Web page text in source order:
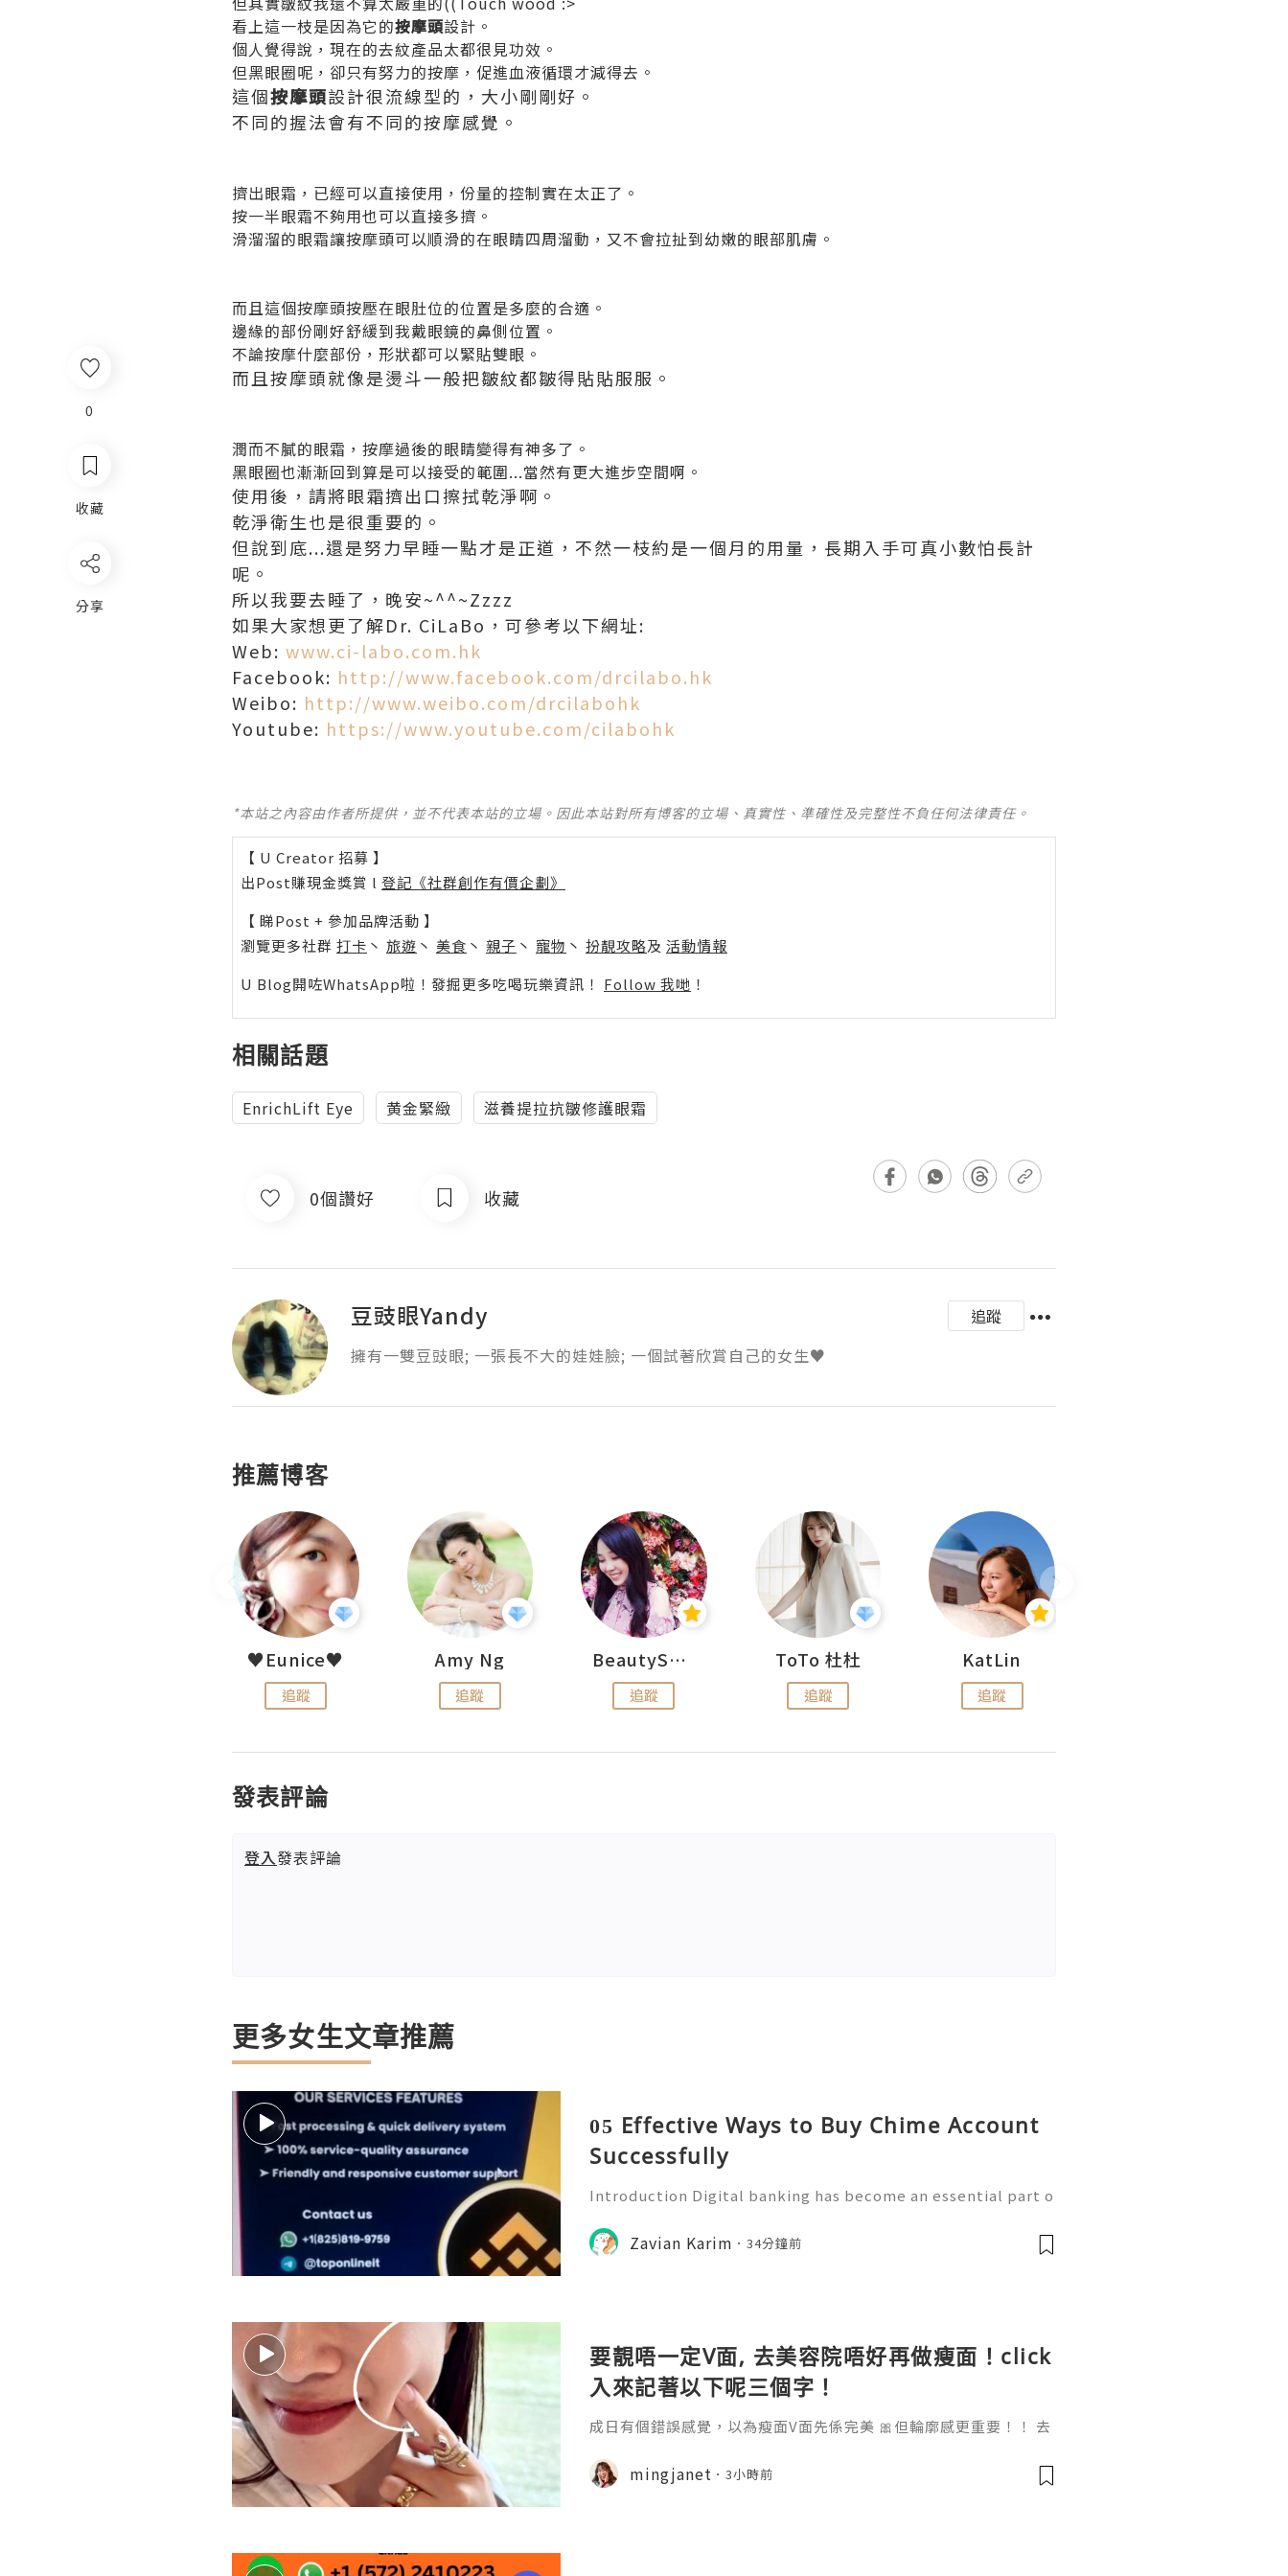
0
收藏
分享
看上這一枝是因為它的按摩頭設計。
個人覺得說，現在的去紋產品太都很見功效。
但黑眼圈呢，卻只有努力的按摩，促進血液循環才減得去。
這個按摩頭設計很流線型的，大小剛剛好。
不同的握法會有不同的按摩感覺。
擠出眼霜，已經可以直接使用，份量的控制實在太正了。
按一半眼霜不夠用也可以直接多擠。
滑溜溜的眼霜讓按摩頭可以順滑的在眼睛四周溜動，又不會拉扯到幼嫩的眼部肌膚。
而且這個按摩頭按壓在眼肚位的位置是多麼的合適。
邊緣的部份剛好舒緩到我戴眼鏡的鼻側位置。
不論按摩什麼部份，形狀都可以緊貼雙眼。
而且按摩頭就像是燙斗一般把皺紋都皺得貼貼服服。
潤而不膩的眼霜，按摩過後的眼睛變得有神多了。
黑眼圈也漸漸回到算是可以接受的範圍...當然有更大進步空間啊。
使用後，請將眼霜擠出口擦拭乾淨啊。
乾淨衛生也是很重要的。
但說到底...還是努力早睡一點才是正道，不然一枝約是一個月的用量，長期入手可真小數怕長計
呢。
所以我要去睡了，晚安~^^~Zzzz
如果大家想更了解Dr. CiLaBo，可參考以下網址:
Web: www.ci-labo.com.hk
Facebook: http://www.facebook.com/drcilabo.hk
Weibo: http://www.weibo.com/drcilabohk
Youtube: https://www.youtube.com/cilabohk
*本站之內容由作者所提供，並不代表本站的立場。因此本站對所有博客的立場、真實性、準確性及完整性不負任何法律責任。
【 U Creator 招募 】
出Post賺現金獎賞 l 登記《社群創作有價企劃》
【 睇Post + 參加品牌活動 】
瀏覽更多社群 打卡 丶 旅遊 丶 美食 丶 親子 丶 寵物 丶 扮靚攻略及 活動情報
U Blog開咗WhatsApp啦！發掘更多吃喝玩樂資訊！ Follow 我哋 ！
相關話題
EnrichLift Eye 黄金緊緻 滋養提拉抗皺修護眼霜
0個讚好 收藏
豆豉眼Yandy
追蹤
擁有一雙豆豉眼; 一張長不大的娃娃臉; 一個試著欣賞自己的女生♥
推薦博客
♥Eunice♥
追蹤
Amy Ng
追蹤
BeautySearch
追蹤
ToTo 杜杜
追蹤
KatLin
追蹤
發表評論
登入發表評論
更多女生文章推薦
05 Effective Ways to Buy Chime Account
Successfully
Introduction Digital banking has become an essential part o
banking platforms, people can now handle payments, moni
tor transactions, and manage
Zavian Karim 34分鐘前
要靚唔一定V面, 去美容院唔好再做瘦面！click
入來記著以下呢三個字！
成日有個錯誤感覺，以為瘦面V面先係完美 🎀但輪廓感更重要！！ 去
療程係=做Duo Tite + Oligio 呢2部機 ✨簡直係天衣無縫!
mingjanet 3小時前